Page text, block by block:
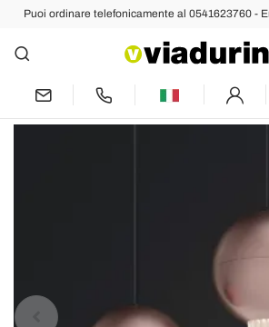
Puoi ordinare telefonicamente al 0541623760 -
Indietro
Lampada a Sospensione
Cilindri in Vetro